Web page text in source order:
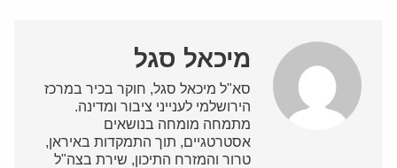
מיכאל סגל
סא"ל מיכאל סגל, חוקר בכיר במרכז
הירושלמי לענייני ציבור ומדינה.
מתמחה מומחה בנושאים
אסטרטגיים, תוך התמקדות באיראן,
טרור והמזרח התיכון, שירת בצה"ל